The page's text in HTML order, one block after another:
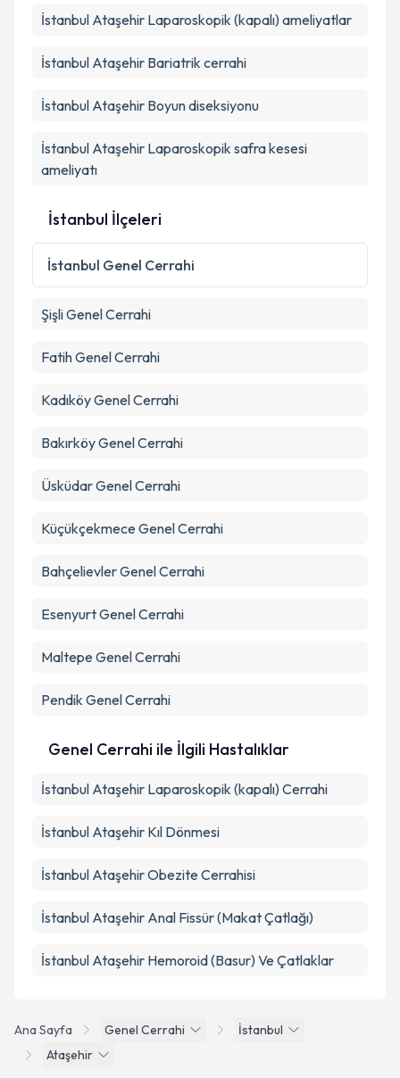
Ana Sayfa Genel Cerrahi
İstanbul
Ataşehir
İstanbul Ataşehir Laparoskopik (kapalı) ameliyatlar
İstanbul Ataşehir Bariatrik cerrahi
İstanbul Ataşehir Boyun diseksiyonu
İstanbul Ataşehir Laparoskopik safra kesesi
ameliyatı
İstanbul İlçeleri
İstanbul Genel Cerrahi
ŞişliGenel Cerrahi
FatihGenel Cerrahi
KadıköyGenel Cerrahi
BakırköyGenel Cerrahi
ÜsküdarGenel Cerrahi
Küçükçekmece Genel Cerrahi
BahçelievlerGenel Cerrahi
EsenyurtGenel Cerrahi
Maltepe Genel Cerrahi
Pendik Genel Cerrahi
Genel Cerrahi ile İlgili Hastalıklar
İstanbul Ataşehir Laparoskopik (kapalı) Cerrahi
İstanbul Ataşehir Kıl Dönmesi
İstanbul Ataşehir Obezite Cerrahisi
İstanbul Ataşehir Anal Fissür (Makat Çatlağı)
İstanbul Ataşehir Hemoroid (Basur) Ve Çatlaklar